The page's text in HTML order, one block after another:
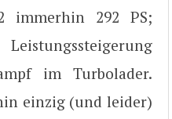
immerhin 292 PS;
im Turbolader.
einzig (und leider)